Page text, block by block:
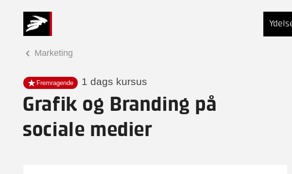
Marketing
Fremragende 1 dags kursus
Grafik og Branding på
sociale medier